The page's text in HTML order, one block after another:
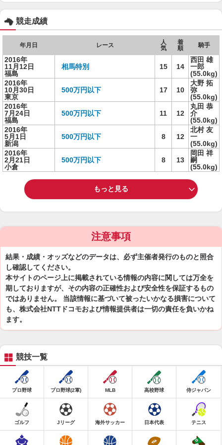
競走成績
年月日 レース
人
気
着
順
騎手
2016年
11月12日
福島
相馬特別 15 14
西田 雄
一郎
(55.0kg)
2016年
10月30日
東京
500万円以下 17 10
大野 拓
弥
(55.0kg)
2016年
7月24日
福島
500万円以下 11 12
丸田 恭
介
(55.0kg)
2016年
5月1日
新潟
500万円以下 8 12
北村 友
一
(55.0kg)
2016年
2月21日
小倉
500万円以下 8 13
岡田 祥
嗣
(55.0kg)
もっと見る
注意事項
結果・成績・オッズなどのデータは、必ず主催者発行のものと照合
し確認してください。
本サイトのページ上に掲載されている情報の内容に関しては万全を
期しておりますが、その内容の正確性および安全性を保証するもの
ではありません。 当該情報に基づいて被ったいかなる損害について
も、株式会社NTTドコモおよび情報提供者は一切の責任を負いかね
ます。
競技一覧
プロ野球 プロ野球(2軍) MLB 高校野球 侍ジャパン
ゴルフ Jリーグ 海外サッカー 日本代表 テニス